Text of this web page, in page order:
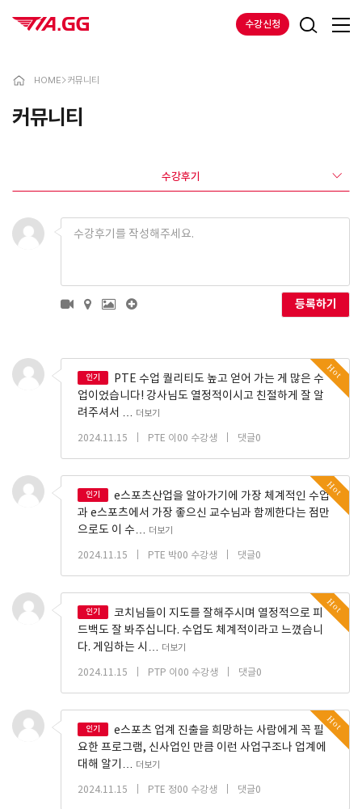
수강신청
HOME>커뮤니티
커뮤니티
수강후기
등록하기
Hot
인기
PTE 수업 퀄리티도 높고 얻어 가는 게 많은 수
업이었습니다! 강사님도 열정적이시고 친절하게 잘 알
려주셔서 … 더보기
2024.11.15 PTE 이00 수강생 댓글0
Hot
인기
e스포츠산업을 알아가기에 가장 체계적인 수업
과 e스포츠에서 가장 좋으신 교수님과 함께한다는 점만
으로도 이 수… 더보기
2024.11.15 PTE 박00 수강생 댓글0
Hot
인기
코치님들이 지도를 잘해주시며 열정적으로 피
드백도 잘 봐주십니다. 수업도 체계적이라고 느꼈습니
다. 게임하는 시… 더보기
2024.11.15 PTP 이00 수강생 댓글0
Hot
인기
e스포츠 업계 진출을 희망하는 사람에게 꼭 필
요한 프로그램, 신사업인 만큼 이런 사업구조나 업계에
대해 알기… 더보기
2024.11.15 PTE 정00 수강생 댓글0